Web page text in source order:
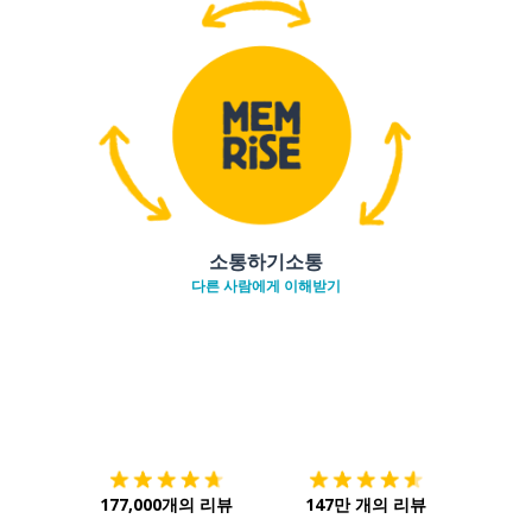
소통하기소통
다른 사람에게 이해받기
177,000개의 리뷰 147만 개의 리뷰